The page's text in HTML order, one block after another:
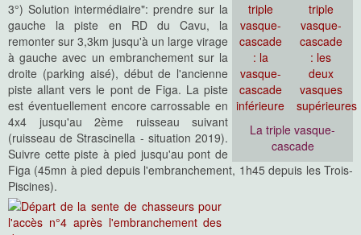
La triple vasque-
cascade
3°) Solution intermédiaire": prendre sur la
gauche la piste en RD du Cavu, la
remonter sur 3,3km jusqu'à un large virage
à gauche avec un embranchement sur la
droite (parking aisé), début de l'ancienne
piste allant vers le pont de Figa. La piste
est éventuellement encore carrossable en
4x4 jusqu'au 2ème ruisseau suivant
(ruisseau de Strascinella - situation 2019).
Suivre cette piste à pied jusqu'au pont de
Figa (45mn à pied depuis l'embranchement, 1h45 depuis les Trois-
Piscines).